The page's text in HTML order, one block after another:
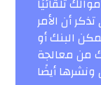
أن الأمر
البنك أو
من معالجة